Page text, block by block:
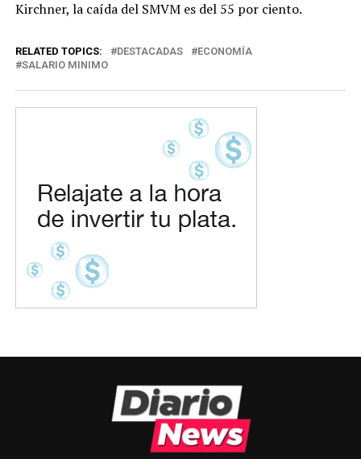
Kirchner, la caída del SMVM es del 55 por ciento.
RELATED TOPICS: DESTACADAS
ECONOMÍA
SALARIO MINIMO